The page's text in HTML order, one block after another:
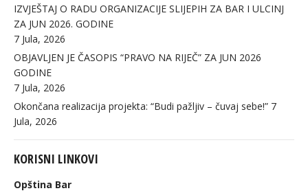
IZVJEŠTAJ O RADU ORGANIZACIJE SLIJEPIH ZA BAR I ULCINJ
ZA JUN 2026. GODINE
7 Jula, 2026
OBJAVLJEN JE ČASOPIS “PRAVO NA RIJEČ” ZA JUN 2026
GODINE
7 Jula, 2026
Okončana realizacija projekta: “Budi pažljiv – čuvaj sebe!” 7
Jula, 2026
KORISNI LINKOVI
Opština Bar